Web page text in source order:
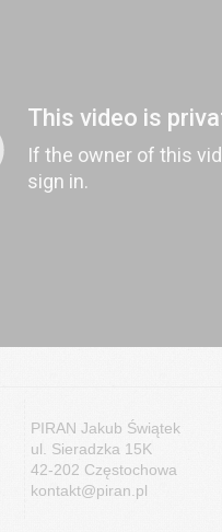
PIRAN Jakub Świątek
ul. Sieradzka 15K
42-202 Częstochowa
kontakt@piran.pl